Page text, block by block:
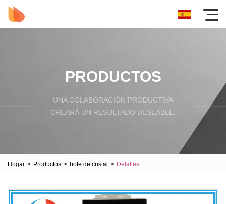
PRODUCTOS
UNA COLABORACIÓN PRODUCTIVA
CREARÁ UN RESULTADO DESEABLE.
Hogar > Productos > bote de cristal > Detalles